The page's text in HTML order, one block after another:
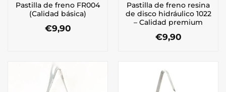
Pastilla de freno FR004
(Calidad básica)
€9,90
Pastilla de freno resina
de disco hidráulico 1022
– Calidad premium
€9,90